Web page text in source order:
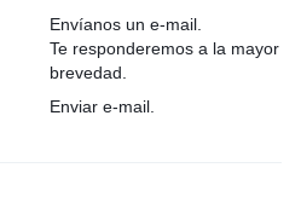
Envíanos un e-mail.
Te responderemos a la mayor
brevedad.
Enviar e-mail.